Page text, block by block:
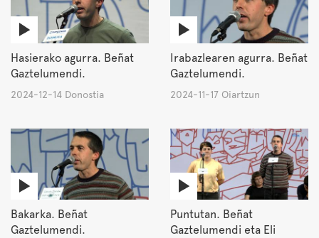
Hasierako agurra. Beñat
Gaztelumendi.
2024-12-14 Donostia
Irabazlearen agurra. Beñat
Gaztelumendi.
2024-11-17 Oiartzun
Bakarka. Beñat
Gaztelumendi.
Puntutan. Beñat
Gaztelumendi eta Eli